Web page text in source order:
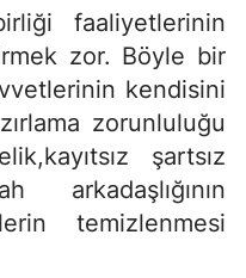
faaliyetlerinin
zor. Böyle bir
kendisini
zorunluluğu
şartsız
temizlenmesi